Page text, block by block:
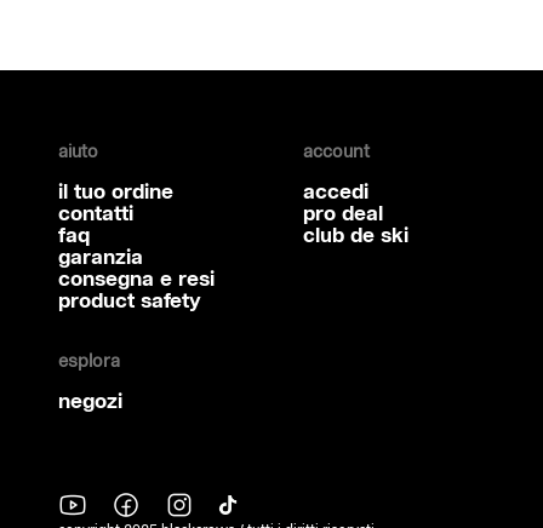
aiuto
il tuo ordine
contatti
faq
garanzia
consegna e resi
product safety
account
accedi
pro deal
club de ski
esplora
negozi